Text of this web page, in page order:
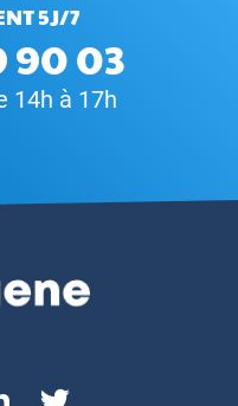
5J/7
90 03
14h à 17h